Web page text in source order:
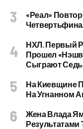
«Реал»
НХЛ. Первый
Прошел
Сыграют
На Киевщине
На Угнанном
Жена Влада
Результатами